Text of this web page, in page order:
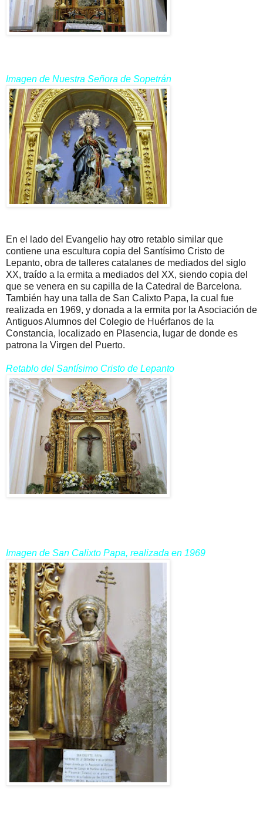
Imagen de Nuestra Señora de Sopetrán
En el lado del Evangelio hay otro retablo similar que
contiene una escultura copia del Santísimo Cristo de
Lepanto, obra de talleres catalanes de mediados del siglo
XX, traído a la ermita a mediados del XX, siendo copia del
que se venera en su capilla de la Catedral de Barcelona.
También hay una talla de San Calixto Papa, la cual fue
realizada en 1969, y donada a la ermita por la Asociación de
Antiguos Alumnos del Colegio de Huérfanos de la
Constancia, localizado en Plasencia, lugar de donde es
patrona la Virgen del Puerto.
Retablo del Santísimo Cristo de Lepanto
Imagen de San Calixto Papa, realizada en 1969